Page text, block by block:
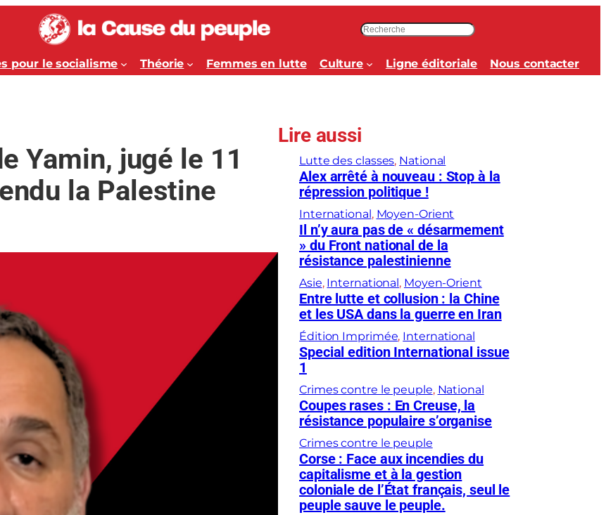
c
h
h
r
pour le socialisme Théorie Femmes en lutte Culture Ligne éditoriale Nous contacter
Yamin, jugé le 11
la Palestine
Lire aussi
Lutte des classes, National
Alex arrêté à nouveau : Stop à la
répression politique !
International, Moyen-Orient
Il n’y aura pas de « désarmement
» du Front national de la
résistance palestinienne
Asie, International, Moyen-Orient
Entre lutte et collusion : la Chine
et les USA dans la guerre en Iran
Édition Imprimée, International
Special edition International issue
1
Crimes contre le peuple, National
Coupes rases : En Creuse, la
résistance populaire s’organise
Crimes contre le peuple
Corse : Face aux incendies du
capitalisme et à la gestion
coloniale de l’État français, seul le
peuple sauve le peuple.